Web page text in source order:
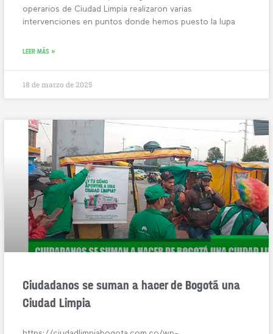
operarios de Ciudad Limpia realizaron varias
intervenciones en puntos donde hemos puesto la lupa
LEER MÁS »
18 de marzo de 2025
Ciudadanos se suman a hacer de Bogotá una
Ciudad Limpia